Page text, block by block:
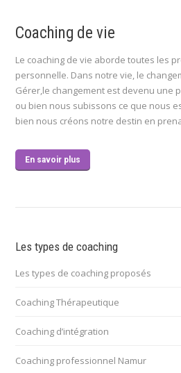
Coaching de vie
Le coaching de vie aborde toutes les
personnelle. Dans notre vie, le
Gérer,le changement est devenu une
ou bien nous subissons ce que nous
bien nous créons notre destin en
En savoir plus
Les types de coaching
Les types de coaching proposés
Coaching Thérapeutique
Coaching d’intégration
Coaching professionnel Namur